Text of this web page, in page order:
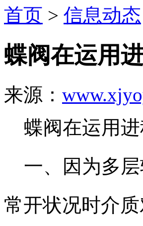
首页 > 信息动态
蝶阀在运用
来源：
蝶阀在运用进
一、因为多层
常开状况时介